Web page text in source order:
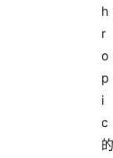
h
r
o
p
i
c
的